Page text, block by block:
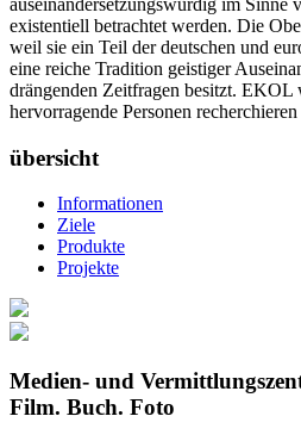
auseinandersetzungswürdig im Sinne
existentiell betrachtet werden. Die
weil sie ein Teil der deutschen und
eine reiche Tradition geistiger
drängenden Zeitfragen besitzt. EKOL
hervorragende Personen
übersicht
Informationen
Ziele
Produkte
Projekte
Medien- und
Film. Buch. Foto